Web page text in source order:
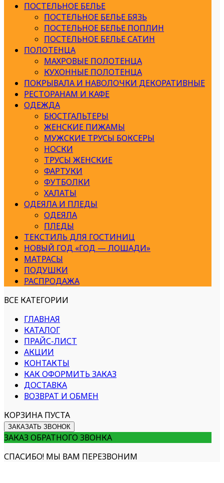
ПОСТЕЛЬНОЕ БЕЛЬЕ
ПОСТЕЛЬНОЕ БЕЛЬЕ БЯЗЬ
ПОСТЕЛЬНОЕ БЕЛЬЕ ПОПЛИН
ПОСТЕЛЬНОЕ БЕЛЬЕ САТИН
ПОЛОТЕНЦА
МАХРОВЫЕ ПОЛОТЕНЦА
КУХОННЫЕ ПОЛОТЕНЦА
ПОКРЫВАЛА И НАВОЛОЧКИ ДЕКОРАТИВНЫЕ
РЕСТОРАНАМ И КАФЕ
ОДЕЖДА
БЮСТГАЛЬТЕРЫ
ЖЕНСКИЕ ПИЖАМЫ
МУЖСКИЕ ТРУСЫ БОКСЕРЫ
НОСКИ
ТРУСЫ ЖЕНСКИЕ
ФАРТУКИ
ФУТБОЛКИ
ХАЛАТЫ
ОДЕЯЛА И ПЛЕДЫ
ОДЕЯЛА
ПЛЕДЫ
ТЕКСТИЛЬ ДЛЯ ГОСТИНИЦ
НОВЫЙ ГОД «ГОД — ЛОШАДИ»
МАТРАСЫ
ПОДУШКИ
РАСПРОДАЖА
ВСЕ КАТЕГОРИИ
ГЛАВНАЯ
КАТАЛОГ
ПРАЙС-ЛИСТ
АКЦИИ
КОНТАКТЫ
КАК ОФОРМИТЬ ЗАКАЗ
ДОСТАВКА
ВОЗВРАТ И ОБМЕН
КОРЗИНА ПУСТА
ЗАКАЗАТЬ ЗВОНОК
ЗАКАЗ ОБРАТНОГО ЗВОНКА
СПАСИБО! МЫ ВАМ ПЕРЕЗВОНИМ